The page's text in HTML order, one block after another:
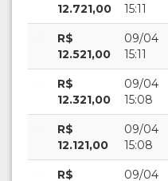
12.721,00
15:11
R$
12.521,00
09/04
15:11
R$
12.321,00
09/04
15:08
R$
12.121,00
09/04
15:08
R$
09/04